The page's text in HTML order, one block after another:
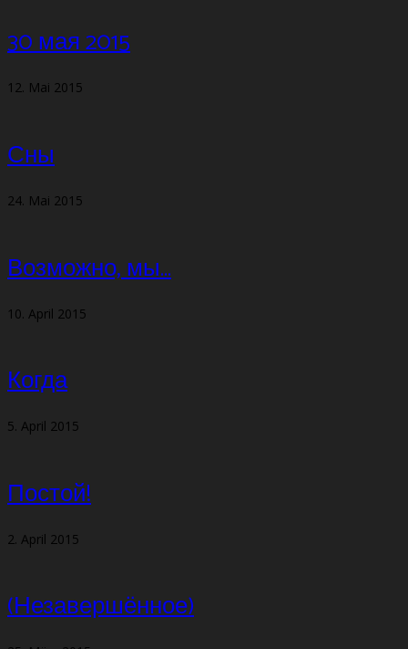
30 мая 2015
12. Mai 2015
Сны
24. Mai 2015
Возможно, мы…
10. April 2015
Когда
5. April 2015
Постой!
2. April 2015
(Незавершённое)